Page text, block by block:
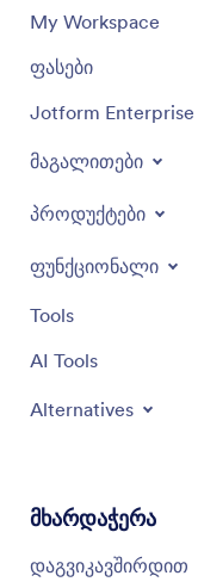
My Workspace
ფასები
Jotform Enterprise
მაგალითები
პროდუქტები
ფუნქციონალი
Tools
AI Tools
Alternatives
მხარდაჭერა
დაგვიკავშირდით